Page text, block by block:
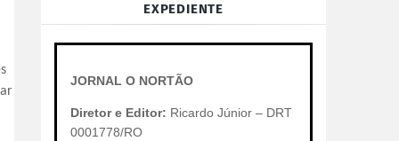
EXPEDIENTE
JORNAL O NORTÃO
Diretor e Editor: Ricardo Júnior – DRT
0001778/RO